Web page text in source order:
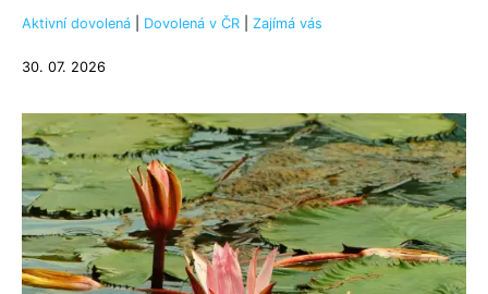
Aktivní dovolená Dovolená v ČR Zajímá vás
30. 07. 2026